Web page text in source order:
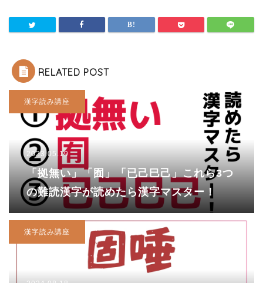
RELATED POST
漢字読み講座
2023.05.19
「拠無い」「囿」「已己巳己」これら3つ
の難読漢字が読めたら漢字マスター！
漢字読み講座